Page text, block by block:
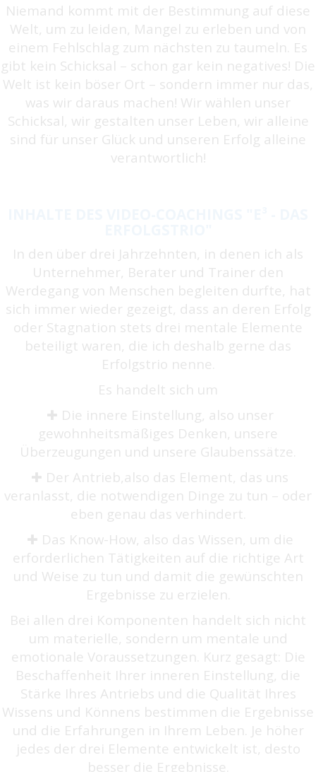
Niemand kommt mit der Bestimmung auf diese
Welt, um zu leiden, Mangel zu erleben und von
einem Fehlschlag zum nächsten zu taumeln. Es
gibt kein Schicksal – schon gar kein negatives! Die
Welt ist kein böser Ort – sondern immer nur das,
was wir daraus machen! Wir wählen unser
Schicksal, wir gestalten unser Leben, wir alleine
sind für unser Glück und unseren Erfolg alleine
verantwortlich!
In den über drei Jahrzehnten, in denen ich als
Unternehmer, Berater und Trainer den
Werdegang von Menschen begleiten durfte, hat
sich immer wieder gezeigt, dass an deren Erfolg
oder Stagnation stets drei mentale Elemente
beteiligt waren, die ich deshalb gerne das
Erfolgstrio nenne.
Es handelt sich um
✚ Die innere Einstellung, also unser
gewohnheitsmäßiges Denken, unsere
Überzeugungen und unsere Glaubenssätze.
✚ Der Antrieb,also das Element, das uns
veranlasst, die notwendigen Dinge zu tun – oder
eben genau das verhindert.
✚ Das Know-How, also das Wissen, um die
erforderlichen Tätigkeiten auf die richtige Art
und Weise zu tun und damit die gewünschten
Ergebnisse zu erzielen.
Bei allen drei Komponenten handelt sich nicht
um materielle, sondern um mentale und
emotionale Voraussetzungen. Kurz gesagt: Die
Beschaffenheit Ihrer inneren Einstellung, die
Stärke Ihres Antriebs und die Qualität Ihres
Wissens und Könnens bestimmen die Ergebnisse
und die Erfahrungen in Ihrem Leben. Je höher
jedes der drei Elemente entwickelt ist, desto
besser die Ergebnisse.